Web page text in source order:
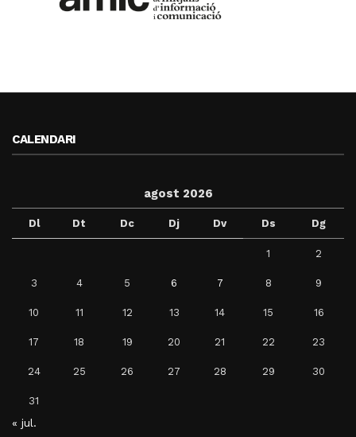
CALENDARI
agost 2026
Dl Dt Dc Dj Dv Ds Dg
1 2
3 4 5 6 7 8 9
10 11 12 13 14 15 16
17 18 19 20 21 22 23
24 25 26 27 28 29 30
31
« jul.